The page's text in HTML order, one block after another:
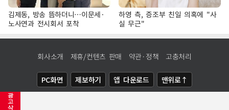
광
고
삭
김제동, 방송 뜸하더니…이문세·
노사연과 전시회서 포착
하영 측, 증조부 친일 의혹에 "사
실 무근"
회사소개 제휴/컨텐츠 판매 약관·정책 고충처리
PC화면 제보하기 앱 다운로드 맨위로↑